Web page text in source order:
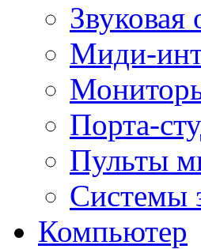
Звуковая
Миди-
Порта-
Пульты
Системы
Компьютер